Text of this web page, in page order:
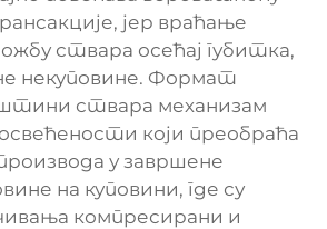
јер враћање
ствара осећај губитка,
некуповине. Формат
ствара механизам
који преобраћа
у завршене
на куповини, где су
компресирани и